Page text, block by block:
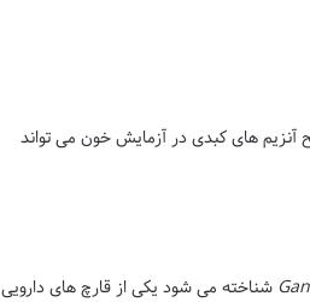
های کبدی در آزمایش خون می تواند
شناخته می شود یکی از قارچ های دارویی